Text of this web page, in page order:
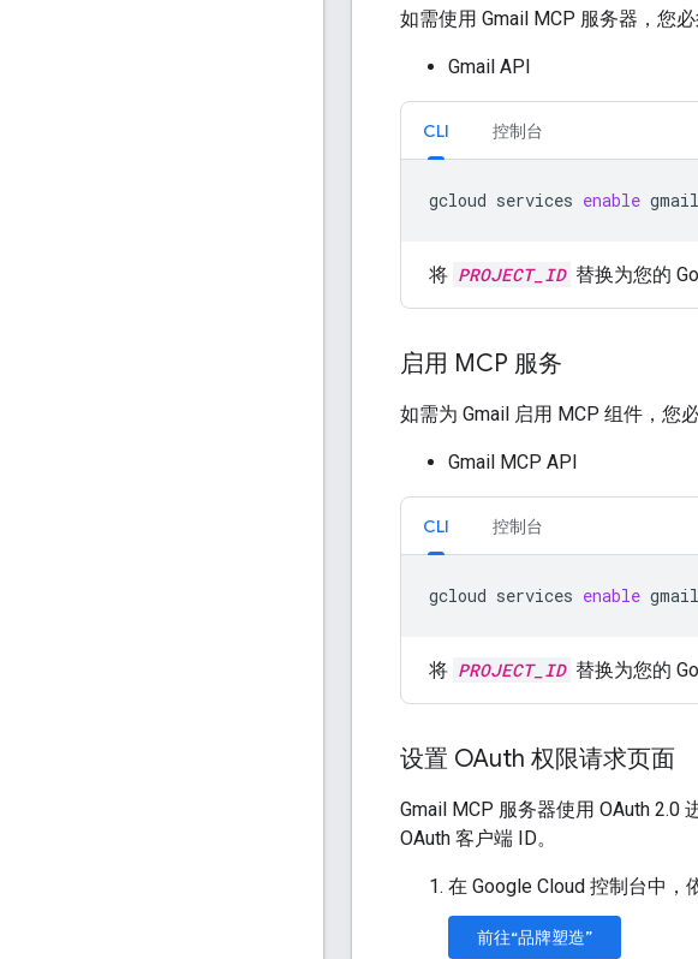
如需使用 Gmail MCP 服务器，您
Gmail API
CLI 控制台
gcloud services enable
将 PROJECT_ID 替换为您的
启用 MCP 服务
如需为 Gmail 启用 MCP 组件，您
Gmail MCP API
CLI 控制台
gcloud services enable
将 PROJECT_ID 替换为您的
设置 OAuth 权限请求页面
Gmail MCP 服务器使用 OAuth 2.0
OAuth 客户端 ID。
在 Google Cloud 控制台中，
前往“品牌塑造”